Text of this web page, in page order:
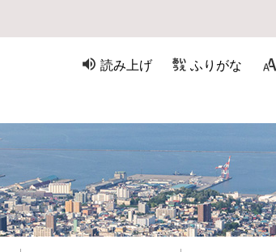
読み上げ ふりがな